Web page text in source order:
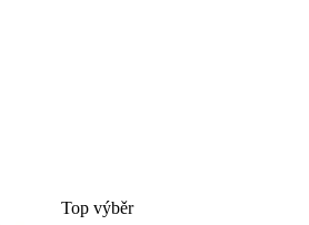
Top výběr